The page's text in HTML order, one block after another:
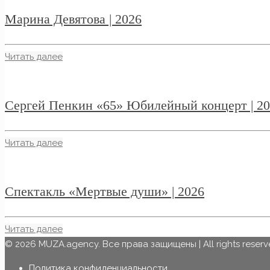
Марина Девятова | 2026
Читать далее
Сергей Пенкин «65» Юбилейный концерт |
Читать далее
Спектакль «Мертвые души» | 2026
Читать далее
© 2026 MUZA.agency. Все права защищены | All rights